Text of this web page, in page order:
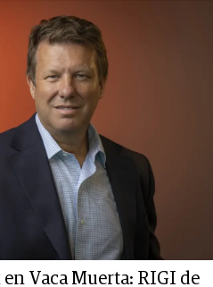
Vaca Muerta: RIGI de